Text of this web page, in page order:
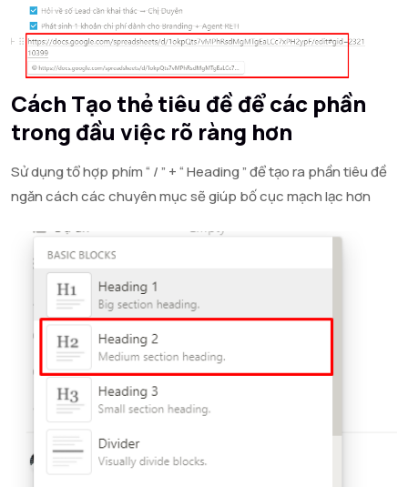
Cách Tạo thẻ tiêu đề để các phần
trong đầu việc rõ ràng hơn
Sử dụng tổ hợp phím “ / ” + “ Heading ” để tạo ra phần tiêu đề
ngăn cách các chuyên mục sẽ giúp bố cục mạch lạc hơn